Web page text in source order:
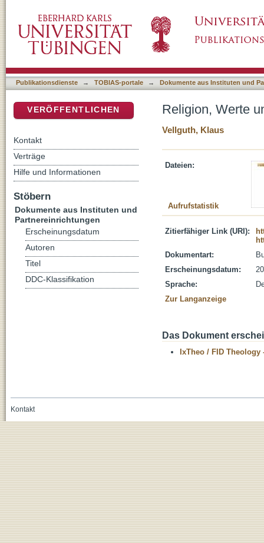
Publikationsdienste → TOBIAS-portale → Dokumente aus Instituten und
Religion, Werte
Vellguth, Klaus
Dateien:
Aufrufstatistik
Zitierfähiger Link (URI):
Dokumentart:
Erscheinungsdatum:
Sprache:
Zur Langanzeige
Das Dokument
IxTheo / FID Theology
VERÖFFENTLICHEN
Kontakt
Verträge
Hilfe und Informationen
Stöbern
Dokumente aus Instituten und
Partnereinrichtungen
Erscheinungsdatum
Autoren
Titel
DDC-Klassifikation
Kontakt